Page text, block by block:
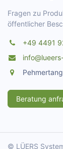
Fragen zu
öffentlicher
+49 4491
Beratung
© LÜERS